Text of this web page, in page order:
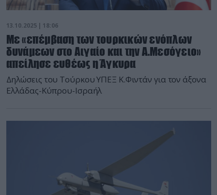
13.10.2025 | 18:06
Με «επέμβαση των τουρκικών ενόπλων
δυνάμεων στο Αιγαίο και την Α.Μεσόγειο»
απείλησε ευθέως η Άγκυρα
Δηλώσεις του Τούρκου ΥΠΕΞ Κ.Φιντάν για τον άξονα
Ελλάδας-Κύπρου-Ισραήλ